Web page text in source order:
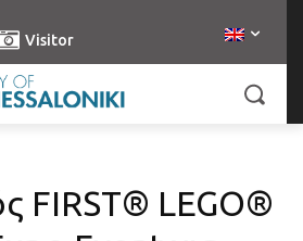
Visitor
FIRST® LEGO®